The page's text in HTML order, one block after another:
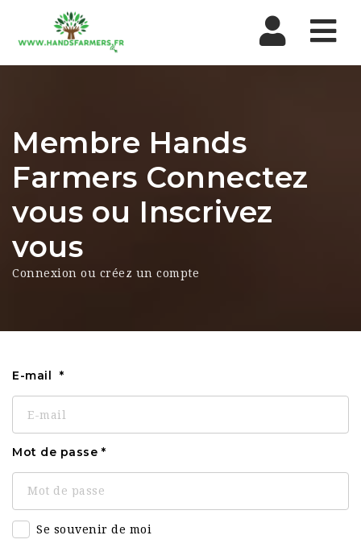
Membre Hands
Farmers Connectez
vous ou Inscrivez
vous
Connexion ou créez un compte
E-mail
Mot de passe
Se souvenir de moi